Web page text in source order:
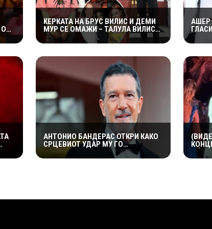
ОД
ЌЕРКАТА НА БРУС ВИЛИС И ДЕМИ
МУР СЕ ОМАЖИ – ТАЛУЛА ВИЛИС
НАПРАВИ ИНТИМНА СВАДБА ВО
АЈДАХО
АШЕР
АНТОНИО БАНДЕРАС ОТКРИ КАКО
СРЦЕВИОТ УДАР МУ ГО
ПРОМЕНИЛ ЖИВОТОТ:
„НАЈДОБРОТО НЕШТО ШТО МИ СЕ
–